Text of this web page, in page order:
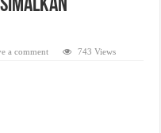
redaksi@bisnisnasional.com
a comment 743 Views